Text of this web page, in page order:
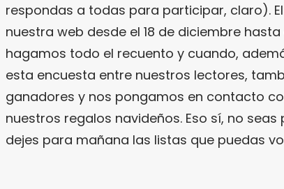
respondas a todas para participar, claro).
nuestra web desde el 18 de diciembre
hagamos todo el recuento y cuando,
esta encuesta entre nuestros lectores,
ganadores y nos pongamos en contacto
nuestros regalos navideños. Eso sí, no
dejes para mañana las listas que puedas